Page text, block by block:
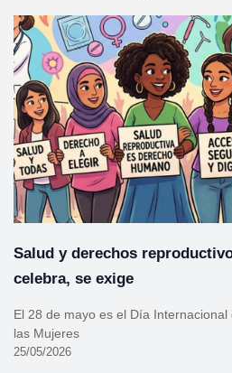
Salud y derechos
celebra, se exige
El 28 de mayo es el Día Internacional
las Mujeres
25/05/2026